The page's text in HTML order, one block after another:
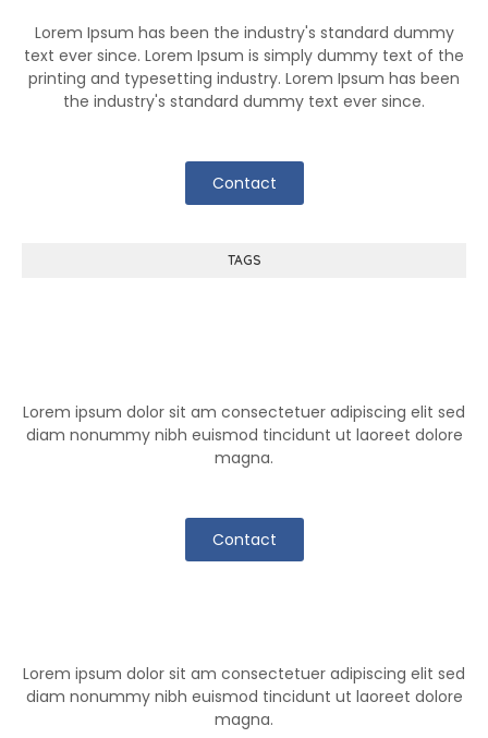
Lorem Ipsum has been the industry's standard dummy
text ever since. Lorem Ipsum is simply dummy text of the
printing and typesetting industry. Lorem Ipsum has been
the industry's standard dummy text ever since.
Contact
TAGS
Lorem ipsum dolor sit am consectetuer adipiscing elit sed
diam nonummy nibh euismod tincidunt ut laoreet dolore
magna.
Contact
Lorem ipsum dolor sit am consectetuer adipiscing elit sed
diam nonummy nibh euismod tincidunt ut laoreet dolore
magna.